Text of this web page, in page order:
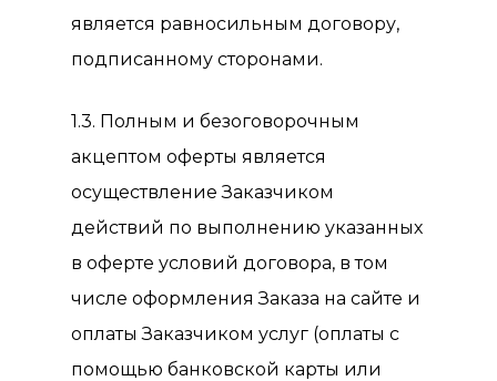
является равносильным договору,
подписанному сторонами.
1.3. Полным и безоговорочным
акцептом оферты является
осуществление Заказчиком
действий по выполнению указанных
в оферте условий договора, в том
числе оформления Заказа на сайте и
оплаты Заказчиком услуг (оплаты с
помощью банковской карты или